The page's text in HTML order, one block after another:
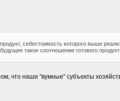
себестоимость которого выше
такое соотношение готового
что наши "вумные" субъекты